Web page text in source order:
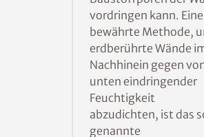
Feuchtigkeit
eine nachträglich
errichtete
dass das Wasser
weiterhin von außen
die Wand gelangt.
Mehr Informationen